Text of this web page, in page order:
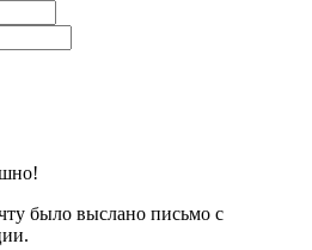
было выслано письмо с